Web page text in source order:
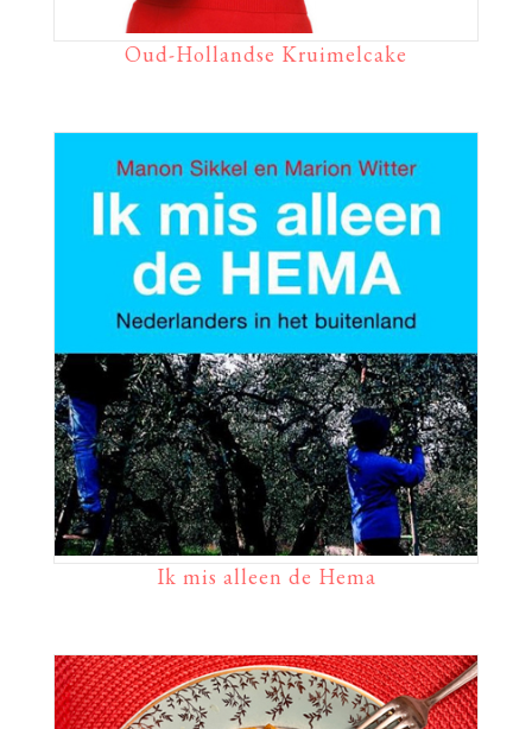
Oud-Hollandse Kruimelcake
Ik mis alleen de Hema